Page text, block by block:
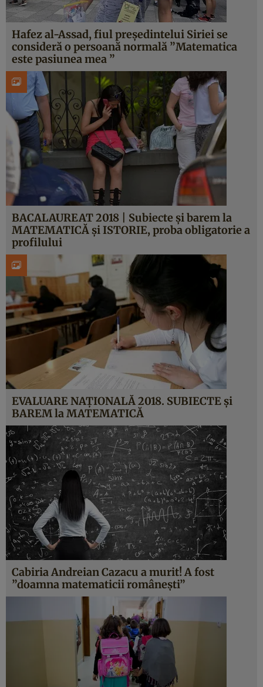
Hafez al-Assad, fiul preşedintelui Siriei se
consideră o persoană normală ”Matematica
este pasiunea mea ”
BACALAUREAT 2018 | Subiecte şi barem la
MATEMATICĂ şi ISTORIE, proba obligatorie a
profilului
EVALUARE NAŢIONALĂ 2018. SUBIECTE şi
BAREM la MATEMATICĂ
Cabiria Andreian Cazacu a murit! A fost
”doamna matematicii româneşti”